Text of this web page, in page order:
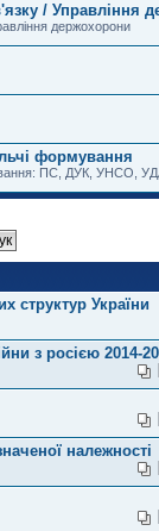
/ Управління
держохорони
формування
ПС, ДУК, УНСО,
структур України
з росією 2014-
належності